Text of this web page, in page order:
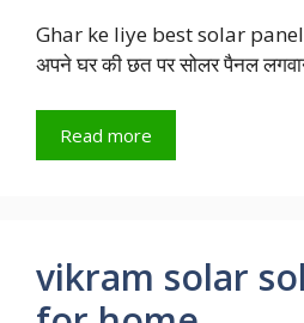
Ghar ke liye best solar
अपने घर की छत पर सोलर पैनल
Read more
vikram solar